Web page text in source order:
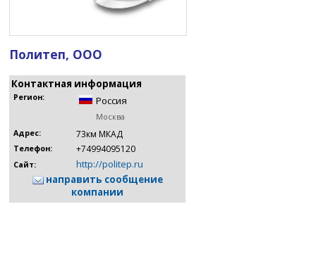
Политеп, ООО
Контактная информация
Регион: Россия
Москва
Адрес:
73км МКАД
Телефон: +74994095120
Сайт:
http://politep.ru
направить сообщение
компании